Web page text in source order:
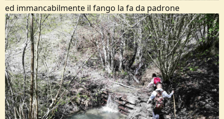
ed immancabilmente il fango la fa da padrone